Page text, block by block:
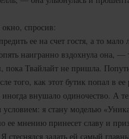
окно, спросив:
ее на счет гостя, а то мало
наигранно вздохнула она, —
пока Твайлайт не пришла.
того, как этот бутик попал в
иногда внушало одиночество. А
условием: я стану моделью
ее мнению принесет славу и
стеснялся задать ей самый